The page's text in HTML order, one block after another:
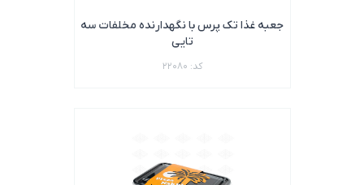
جعبه غذا تک پرس با نگهدارنده مخلفات سه
تایی
کد: 22080